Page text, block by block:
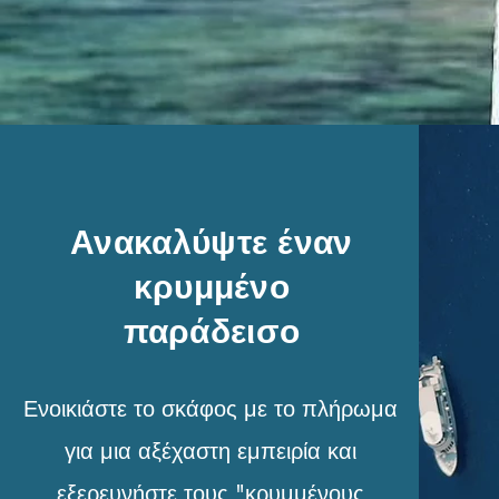
Ανακαλύψτε έναν
κρυμμένο
παράδεισο
Ενοικιάστε το σκάφος με το πλήρωμα
για μια αξέχαστη εμπειρία και